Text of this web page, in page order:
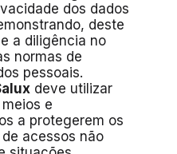
dos dados
deste
a diligência no
normas de
pessoais.
deve utilizar
e
a protegerem os
acessos não